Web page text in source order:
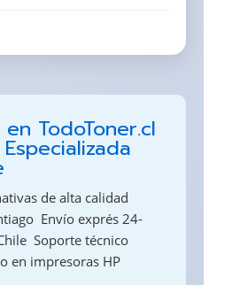
TodoToner.cl
Especializada
de alta calidad 
 Envío exprés 24-
 Soporte técnico
en impresoras HP